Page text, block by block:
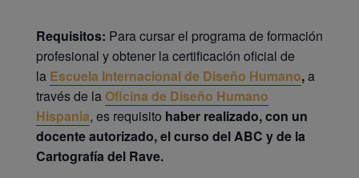
Requisitos: Para cursar el programa de formación
profesional y obtener la certificación oficial de
la Escuela Internacional de Diseño Humano,a
través de la Oficina de Diseño Humano
Hispania, es requisito haber realizado, con un
docente autorizado, el curso del ABC y de la
Cartografía del Rave.